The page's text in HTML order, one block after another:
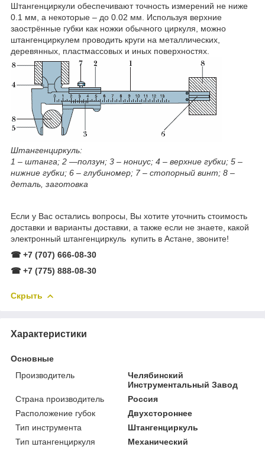
Штангенциркули обеспечивают точность измерений не ниже
0.1 мм, а некоторые – до 0.02 мм. Используя верхние
заострённые губки как ножки обычного циркуля, можно
штангенциркулем проводить круги на металлических,
деревянных, пластмассовых и иных поверхностях.
Штангенциркуль:
1 – штанга; 2 —ползун; 3 – нониус; 4 – верхние губки; 5 –
нижние губки; 6 – глубиномер; 7 – стопорный винт; 8 –
деталь, заготовка
Если у Вас остались вопросы, Вы хотите уточнить стоимость
доставки и варианты доставки, а также если не знаете, какой
электронный штангенциркуль купить в Астане, звоните!
☎ +7 (707) 666-08-30
☎ +7 (775) 888-08-30
Скрыть
Характеристики
Основные
Производитель
Челябинский
Инструментальный Завод
Страна производитель
Россия
Расположение губок
Двухстороннее
Тип инструмента
Штангенциркуль
Тип штангенциркуля
Механический